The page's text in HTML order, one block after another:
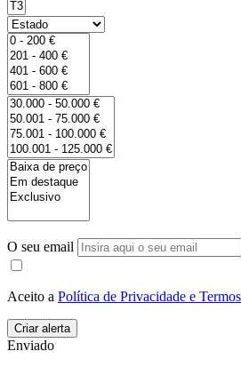
O seu email
Aceito a Política de Privacidade e
Enviado